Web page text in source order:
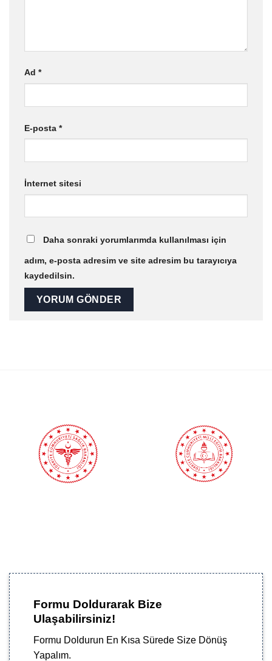
Ad *
E-posta *
İnternet sitesi
Daha sonraki yorumlarımda kullanılması için
adım, e-posta adresim ve site adresim bu tarayıcıya
kaydedilsin.
Formu Doldurarak Bize
Ulaşabilirsiniz!
Formu Doldurun En Kısa Sürede Size Dönüş
Yapalım.